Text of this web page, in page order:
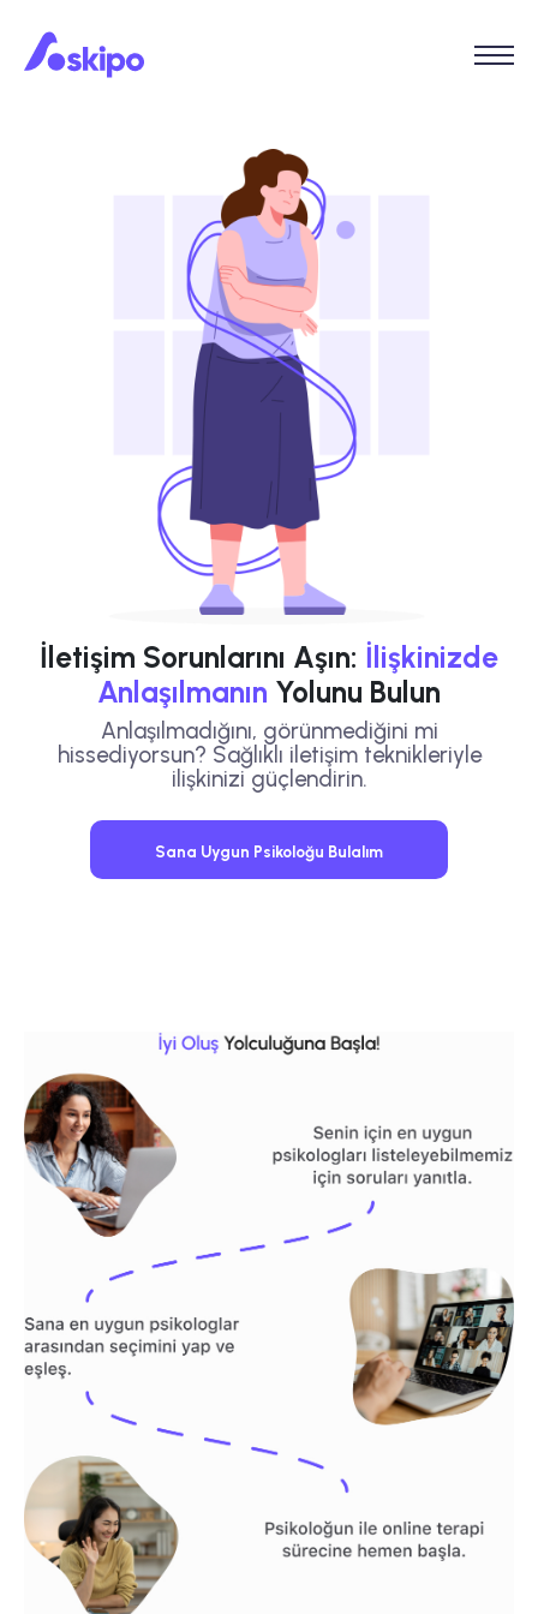
İletişim Sorunlarını Aşın: İlişkinizde
Anlaşılmanın Yolunu Bulun
Anlaşılmadığını, görünmediğini mi
hissediyorsun? Sağlıklı iletişim teknikleriyle
ilişkinizi güçlendirin.
Sana Uygun Psikoloğu Bulalım